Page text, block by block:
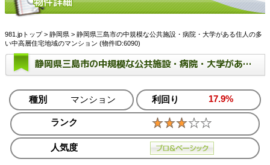
981.jpトップ> 静岡県 > 静岡県三島市の中規模な公共施設・病院・大学がある住人の多
い中高層住宅地域のマンション (物件ID:6090)
静岡県三島市の中規模な公共施設・病院・大学がある住人の多い中高層住宅地域のマンション
種別 マンション 利回り 17.9%
ランク
人気度